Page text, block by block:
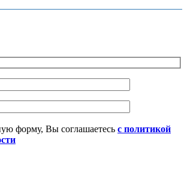
форму, Вы соглашаетесь с политикой